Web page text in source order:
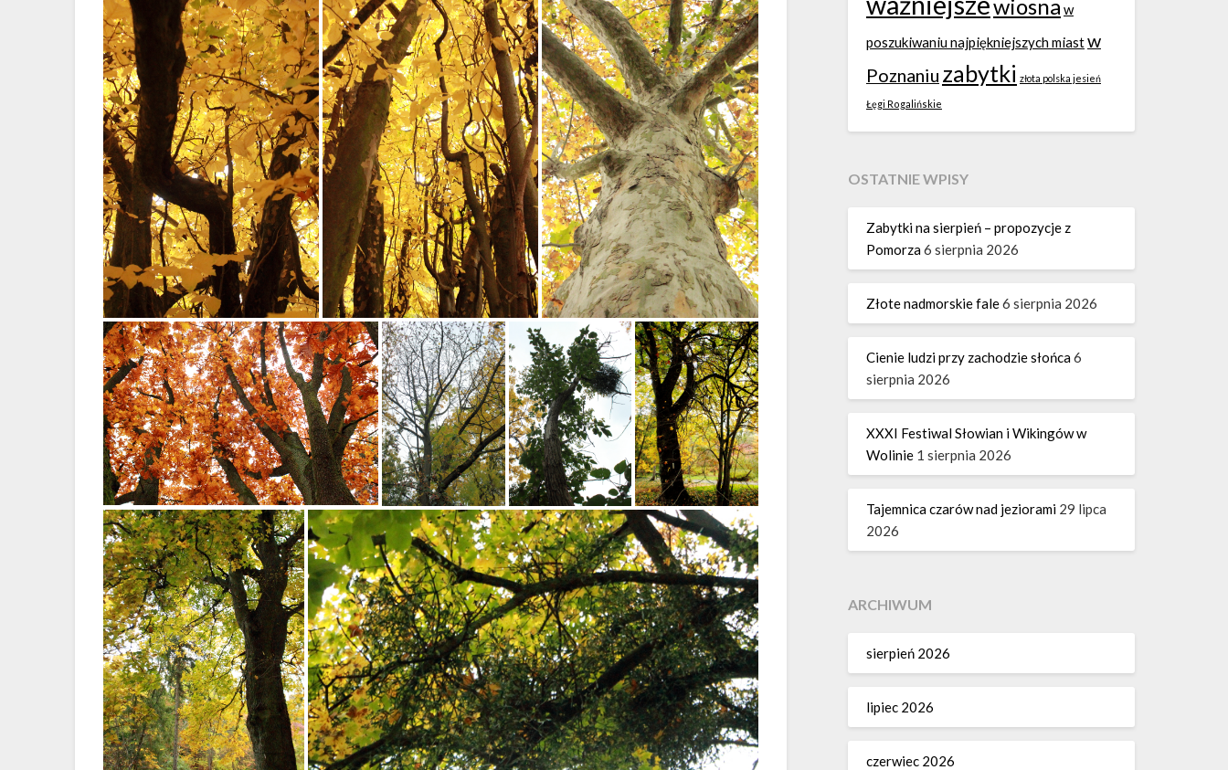
wiosna w
poszukiwaniu najpiękniejszych miastw
Poznaniu zabytki złota polska jesień
Łęgi Rogalińskie
OSTATNIE WPISY
Zabytki na sierpień – propozycje z
Pomorza6 sierpnia 2026
Złote nadmorskie fale6 sierpnia 2026
Cienie ludzi przy zachodzie słońca6
sierpnia 2026
XXXI Festiwal Słowian i Wikingów w
Wolinie 1 sierpnia 2026
Tajemnica czarów nad jeziorami 29 lipca
2026
ARCHIWUM
sierpień 2026
lipiec 2026
czerwiec 2026